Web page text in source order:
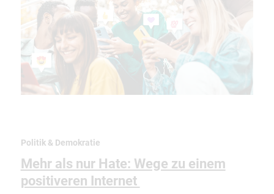
Politik & Demokratie
Mehr als nur Hate: Wege zu einem
positiveren Internet